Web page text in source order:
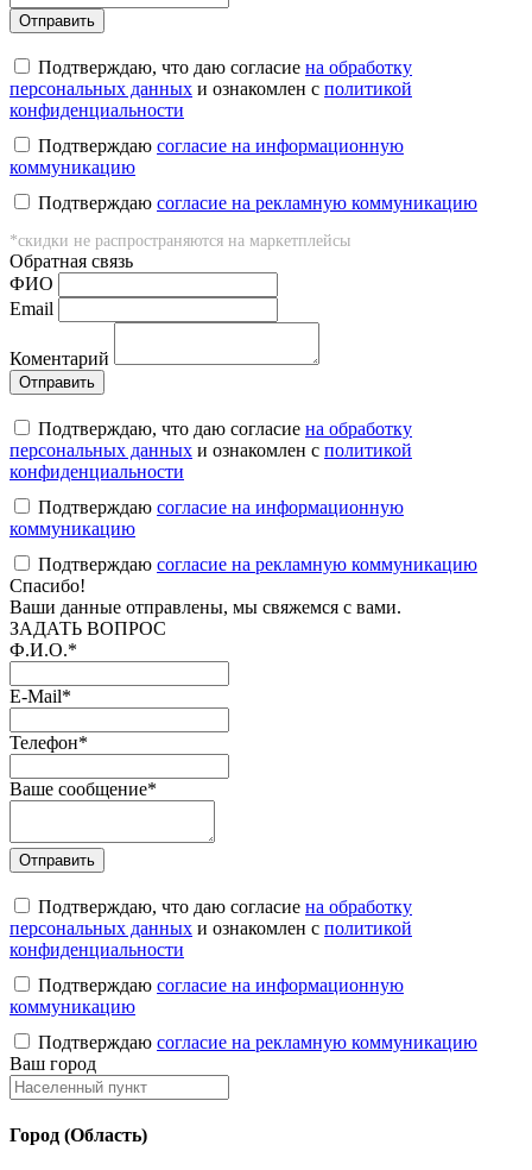
Подтверждаю, что даю согласие на обработку
персональных данных и ознакомлен с политикой
конфиденциальности
Подтверждаю согласие на информационную
коммуникацию
Подтверждаю согласие на рекламную коммуникацию
*скидки не распространяются на маркетплейсы
Обратная связь
ФИO
Email
Коментарий
Подтверждаю, что даю согласие на обработку
персональных данных и ознакомлен с политикой
конфиденциальности
Подтверждаю согласие на информационную
коммуникацию
Подтверждаю согласие на рекламную коммуникацию
Cпасибо!
Ваши данные отправлены, мы свяжемся с вами.
ЗАДАТЬ ВОПРОС
Ф.И.О.*
E-Mail*
Телефон*
Ваше сообщение*
Подтверждаю, что даю согласие на обработку
персональных данных и ознакомлен с политикой
конфиденциальности
Подтверждаю согласие на информационную
коммуникацию
Подтверждаю согласие на рекламную коммуникацию
Ваш город
Город (Область)